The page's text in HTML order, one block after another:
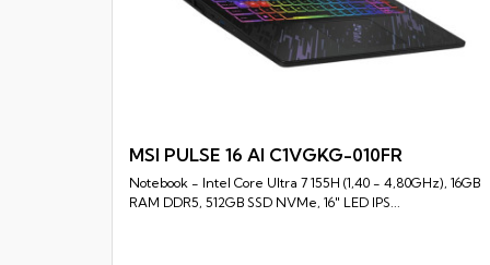
Rychlý náhled
MSI PULSE 16 AI C1VGKG-010FR
Notebook - Intel Core Ultra 7 155H (1,40 - 4,80GHz), 16GB
RAM DDR5, 512GB SSD NVMe, 16" LED IPS...